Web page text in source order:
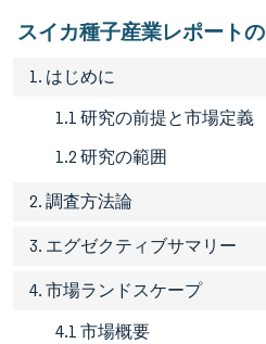
スイカ種子産業レポート
1. はじめに
1.1 研究の前提と市場定義
1.2 研究の範囲
2. 調査方法論
3. エグゼクティブサマリー
4. 市場ランドスケープ
4.1 市場概要